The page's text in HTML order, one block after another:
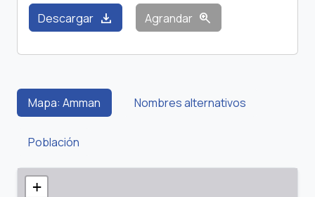
Descargar download Agrandar zoom_in
Mapa: Amman Nombres alternativos
Población
+